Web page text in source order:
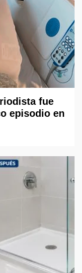
fue
episodio en